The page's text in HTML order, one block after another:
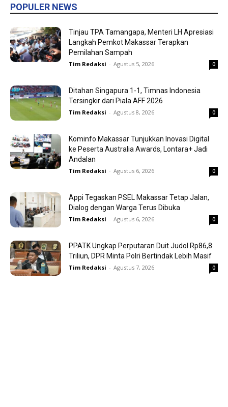
POPULER NEWS
Tinjau TPA Tamangapa, Menteri LH Apresiasi
Langkah Pemkot Makassar Terapkan
Pemilahan Sampah
Tim Redaksi - Agustus 5, 2026 0
Ditahan Singapura 1-1, Timnas Indonesia
Tersingkir dari Piala AFF 2026
Tim Redaksi - Agustus 8, 2026 0
Kominfo Makassar Tunjukkan Inovasi Digital
ke Peserta Australia Awards, Lontara+ Jadi
Andalan
Tim Redaksi - Agustus 6, 2026 0
Appi Tegaskan PSEL Makassar Tetap Jalan,
Dialog dengan Warga Terus Dibuka
Tim Redaksi - Agustus 6, 2026 0
PPATK Ungkap Perputaran Duit Judol Rp86,8
Triliun, DPR Minta Polri Bertindak Lebih Masif
Tim Redaksi - Agustus 7, 2026 0